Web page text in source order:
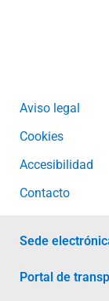
Aviso legal
Cookies
Accesibilidad
Contacto
Sede
Portal de